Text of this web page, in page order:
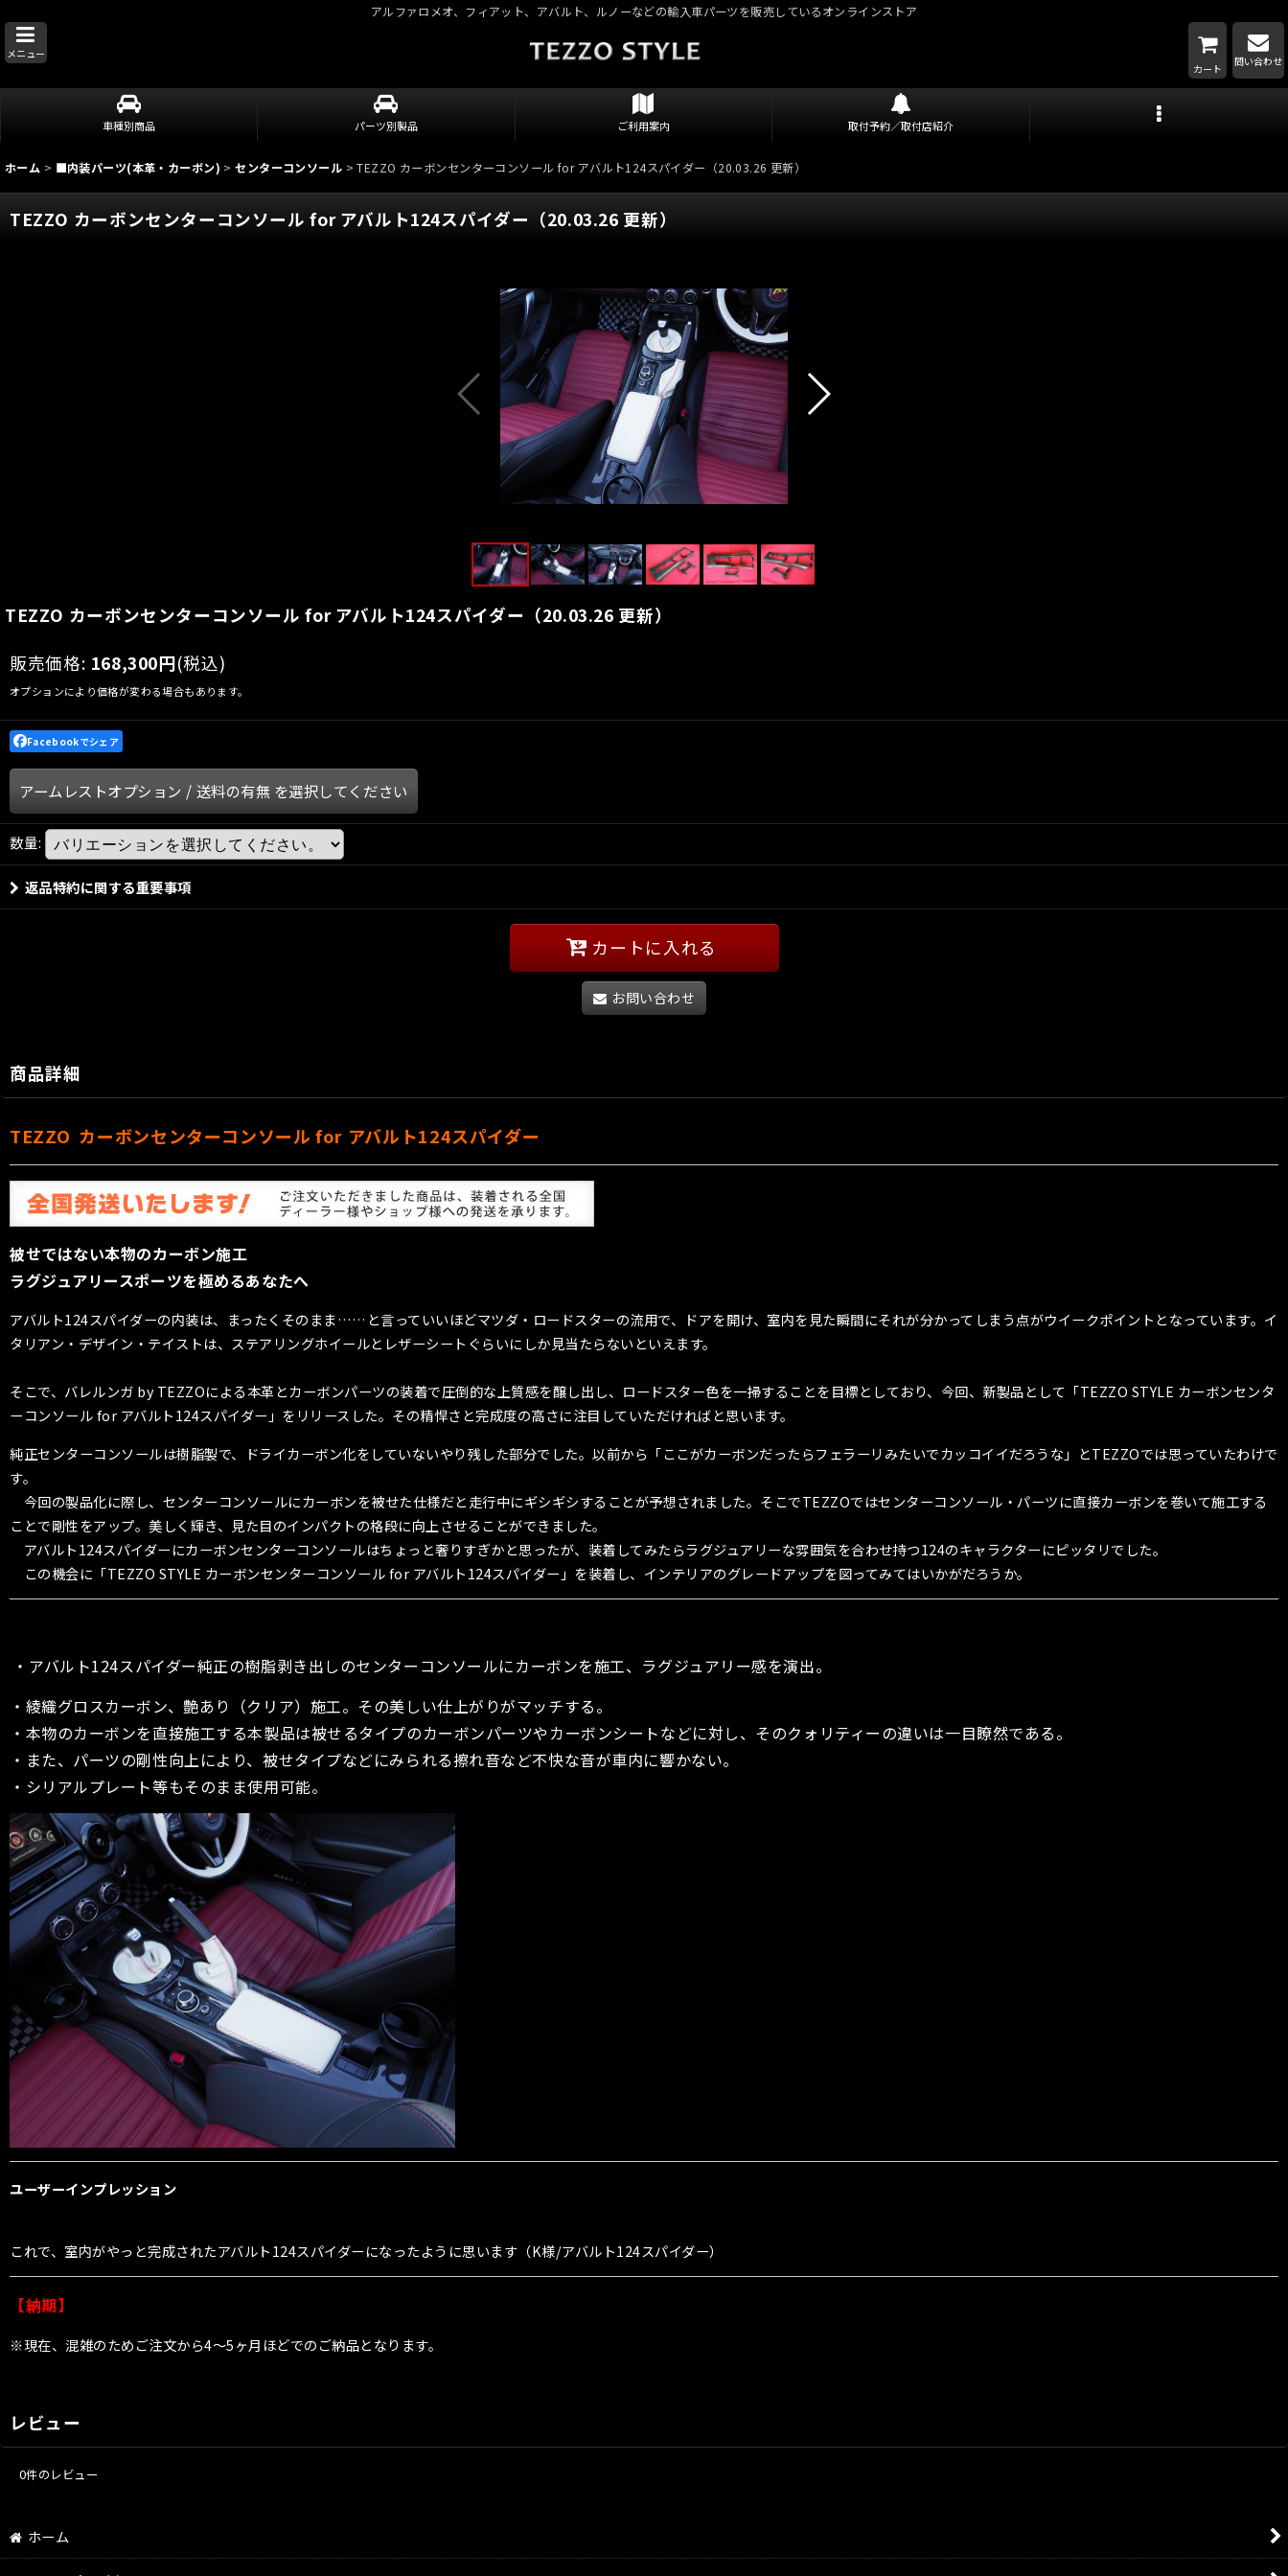
アルファロメオ、フィアット、アバルト、ルノーなどの輸入車パーツを販売しているオンラインストア
メニュー
カート
問い合わせ
車種別商品 パーツ別製品 ご利用案内 取付予約／取付店紹介
ホーム > ■内装パーツ(本革・カーボン) > センターコンソール > TEZZO カーボンセンターコンソール for アバルト124スパイダー（20.03.26 更新）
TEZZO カーボンセンターコンソール for アバルト124スパイダー（20.03.26 更新）
TEZZO カーボンセンターコンソール for アバルト124スパイダー（20.03.26 更新）
販売価格: 168,300円(税込)
オプションにより価格が変わる場合もあります。
Facebookでシェア
アームレストオプション / 送料の有無 を選択してください
数量:
返品特約に関する重要事項
カートに入れる
お問い合わせ
商品詳細
TEZZO カーボンセンターコンソール for アバルト124スパイダー
被せではない本物のカーボン施工
ラグジュアリースポーツを極めるあなたへ
アバルト124スパイダーの内装は、まったくそのまま……と言っていいほどマツダ・ロードスターの流用で、ドアを開け、室内を見た瞬間にそれが分かってしまう点がウイークポイントとなっています。イ
タリアン・デザイン・テイストは、ステアリングホイールとレザーシートぐらいにしか見当たらないといえます。
そこで、バレルンガ by TEZZOによる本革とカーボンパーツの装着で圧倒的な上質感を醸し出し、ロードスター色を一掃することを目標としており、今回、新製品として「TEZZO STYLE カーボンセンタ
ーコンソール for アバルト124スパイダー」をリリースした。その精悍さと完成度の高さに注目していただければと思います。
純正センターコンソールは樹脂製で、ドライカーボン化をしていないやり残した部分でした。以前から「ここがカーボンだったらフェラーリみたいでカッコイイだろうな」とTEZZOでは思っていたわけで
す。
今回の製品化に際し、センターコンソールにカーボンを被せた仕様だと走行中にギシギシすることが予想されました。そこでTEZZOではセンターコンソール・パーツに直接カーボンを巻いて施工する
ことで剛性をアップ。美しく輝き、見た目のインパクトの格段に向上させることができました。
アバルト124スパイダーにカーボンセンターコンソールはちょっと奢りすぎかと思ったが、装着してみたらラグジュアリーな雰囲気を合わせ持つ124のキャラクターにピッタリでした。
この機会に「TEZZO STYLE カーボンセンターコンソール for アバルト124スパイダー」を装着し、インテリアのグレードアップを図ってみてはいかがだろうか。
・アバルト124スパイダー純正の樹脂剥き出しのセンターコンソールにカーボンを施工、ラグジュアリー感を演出。
・綾織グロスカーボン、艶あり（クリア）施工。その美しい仕上がりがマッチする。
・本物のカーボンを直接施工する本製品は被せるタイプのカーボンパーツやカーボンシートなどに対し、そのクォリティーの違いは一目瞭然である。
・また、パーツの剛性向上により、被せタイプなどにみられる擦れ音など不快な音が車内に響かない。
・シリアルプレート等もそのまま使用可能。
ユーザーインプレッション
これで、室内がやっと完成されたアバルト124スパイダーになったように思います（K様/アバルト124スパイダー）
【納期】
※現在、混雑のためご注文から4〜5ヶ月ほどでのご納品となります。
レビュー
0件のレビュー
ホーム